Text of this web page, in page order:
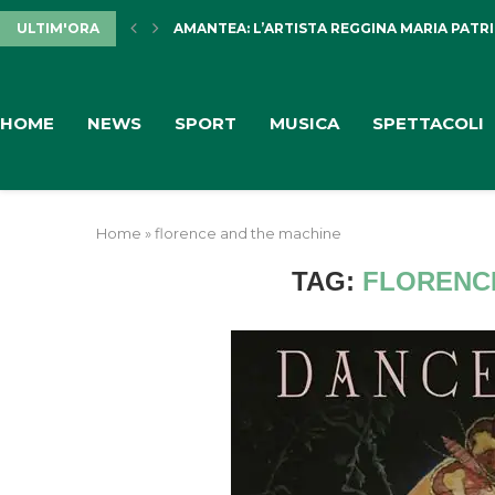
ULTIM'ORA AMANTEA: L’ARTISTA REGGINA MARIA
HOME NEWS SPORT MUSICA SPETTACOLI
Home »florence and the machine
TAG: